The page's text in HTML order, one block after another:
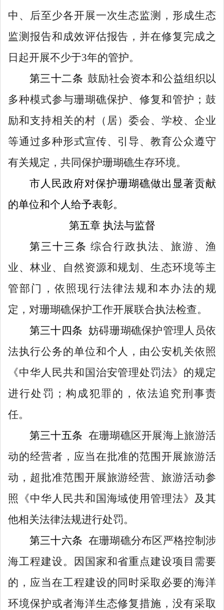
中、后至少各开展一次生态监测，形成生态
监测报告和成效评估报告，并在修复完成之
日起开展不少于3年的管护。
第三十二条 鼓励社会资本和公益组织以
多种模式参与珊瑚礁保护、修复和管护；鼓
励和支持相关的村 （ 居）委会、学校、企业
等通过多种形式宣传、引导、教育公众遵守
有关规定 ，共同保护珊瑚礁生存环境。
市人民政府对保护珊瑚礁做出显著贡献
的单位和个人给予表彰。
第五章 执法与监督
第三十三条 综合行政执法、 旅游、渔
业、林业、自然资源和规划、生态环境等主
管部门 ， 依照现行法律法规和本办法的规
定， 对珊瑚礁保护工作开展联合执法检查。
第三十四条 妨碍珊瑚礁保护管理人员依
法执行公务的单位和个人 ，由公安机关依照
《中华人民共和国治安管理处罚法》的规定
进行处罚；构成犯罪的，依法追究刑事责
任。
第三十五条 在珊瑚礁区开展海上旅游活
动的经营者，应当在批准的范围开展旅游活
动，超批准范围开展旅游经营、旅游活动参
照《中华人民共和国海域使用管理法》及其
他相关法律法规进行处罚。
第三十六条 在珊瑚礁分布区严格控制涉
海工程建设。因国家和省重点建设项目需要
的，应当在工程建设的同时采取必要的海洋
环境保护或者海洋生态修复措施，没有采取